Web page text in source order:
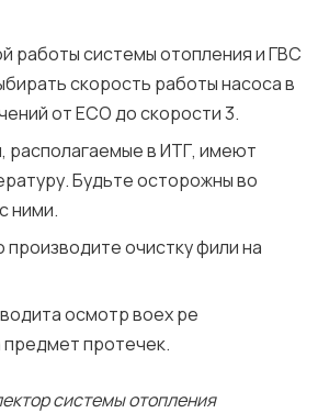
работы системы отопления и ГВС
скорость работы насоса в
от ECO до скорости 3.
располагаемые в ИТГ, имеют
Будьте осторожны во
ними.
очистку фили на
осмотр воех ре
протечек.
системы отопления